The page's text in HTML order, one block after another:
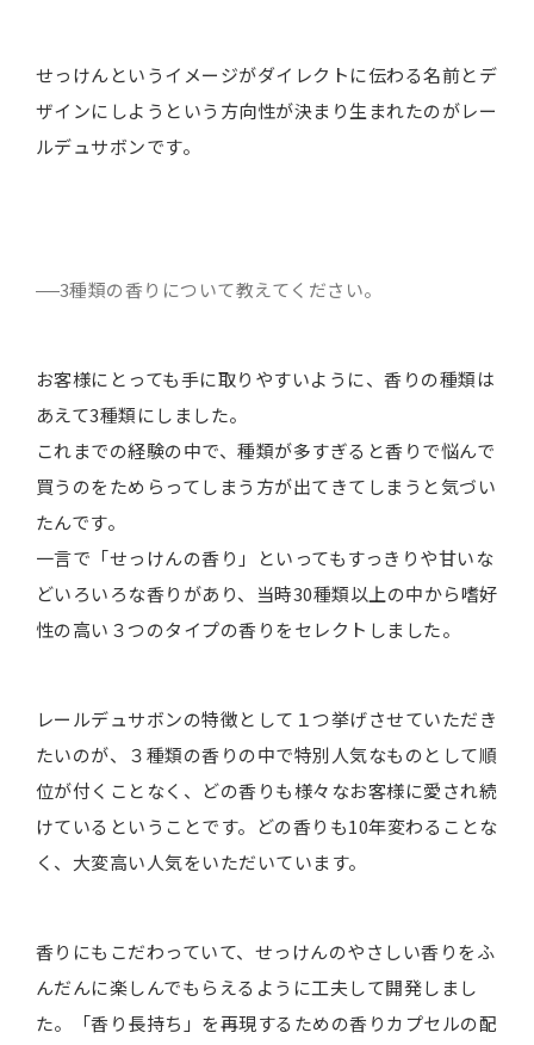
せっけんというイメージがダイレクトに伝わる名前とデ
ザインにしようという方向性が決まり生まれたのがレー
ルデュサボンです。
3種類の香りについて教えてください。
お客様にとっても手に取りやすいように、香りの種類は
あえて3種類にしました。
これまでの経験の中で、種類が多すぎると香りで悩んで
買うのをためらってしまう方が出てきてしまうと気づい
たんです。
一言で「せっけんの香り」といってもすっきりや甘いな
どいろいろな香りがあり、当時30種類以上の中から嗜好
性の高い３つのタイプの香りをセレクトしました。
レールデュサボンの特徴として１つ挙げさせていただき
たいのが、３種類の香りの中で特別人気なものとして順
位が付くことなく、どの香りも様々なお客様に愛され続
けているということです。どの香りも10年変わることな
く、大変高い人気をいただいています。
香りにもこだわっていて、せっけんのやさしい香りをふ
んだんに楽しんでもらえるように工夫して開発しまし
た。「香り長持ち」を再現するための香りカプセルの配